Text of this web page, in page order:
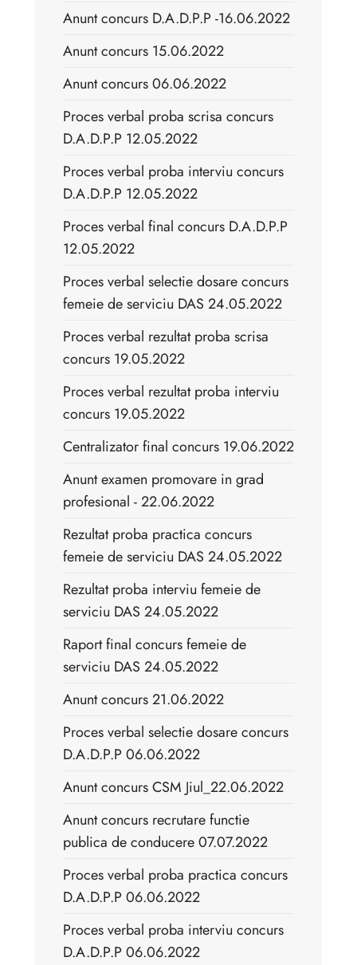
Anunt concurs D.A.D.P.P -16.06.2022
Anunt concurs 15.06.2022
Anunt concurs 06.06.2022
Proces verbal proba scrisa concurs
D.A.D.P.P 12.05.2022
Proces verbal proba interviu concurs
D.A.D.P.P 12.05.2022
Proces verbal final concurs D.A.D.P.P
12.05.2022
Proces verbal selectie dosare concurs
femeie de serviciu DAS 24.05.2022
Proces verbal rezultat proba scrisa
concurs 19.05.2022
Proces verbal rezultat proba interviu
concurs 19.05.2022
Centralizator final concurs 19.06.2022
Anunt examen promovare in grad
profesional - 22.06.2022
Rezultat proba practica concurs
femeie de serviciu DAS 24.05.2022
Rezultat proba interviu femeie de
serviciu DAS 24.05.2022
Raport final concurs femeie de
serviciu DAS 24.05.2022
Anunt concurs 21.06.2022
Proces verbal selectie dosare concurs
D.A.D.P.P 06.06.2022
Anunt concurs CSM Jiul_22.06.2022
Anunt concurs recrutare functie
publica de conducere 07.07.2022
Proces verbal proba practica concurs
D.A.D.P.P 06.06.2022
Proces verbal proba interviu concurs
D.A.D.P.P 06.06.2022